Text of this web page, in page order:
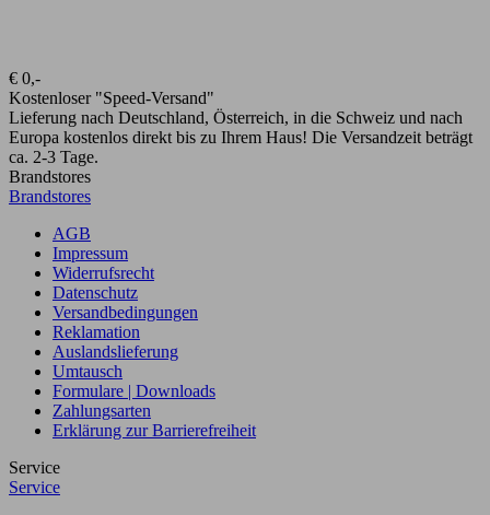
€ 0,-
Kostenloser "Speed-Versand"
Lieferung nach Deutschland, Österreich, in die Schweiz und nach
Europa kostenlos direkt bis zu Ihrem Haus! Die Versandzeit beträgt
ca. 2-3 Tage.
Brandstores
Brandstores
AGB
Impressum
Widerrufsrecht
Datenschutz
Versandbedingungen
Reklamation
Auslandslieferung
Umtausch
Formulare | Downloads
Zahlungsarten
Erklärung zur Barrierefreiheit
Service
Service